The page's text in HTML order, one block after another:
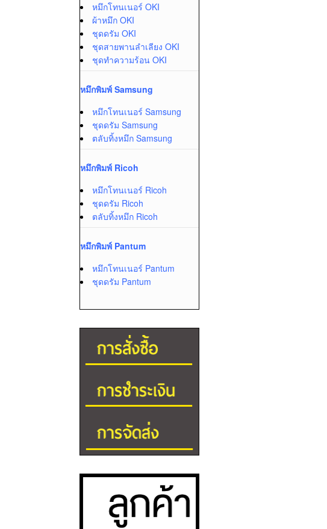
หมึกโทนเนอร์ OKI
ผ้าหมึก OKI
ชุดดรัม OKI
ชุดสายพานลำเลียง OKI
ชุดทำความร้อน OKI
หมึกพิมพ์ Samsung
หมึกโทนเนอร์ Samsung
ชุดดรัม Samsung
ตลับทิ้งหมึก Samsung
หมึกพิมพ์ Ricoh
หมึกโทนเนอร์ Ricoh
ชุดดรัม Ricoh
ตลับทิ้งหมึก Ricoh
หมึกพิมพ์ Pantum
หมึกโทนเนอร์ Pantum
ชุดดรัม Pantum